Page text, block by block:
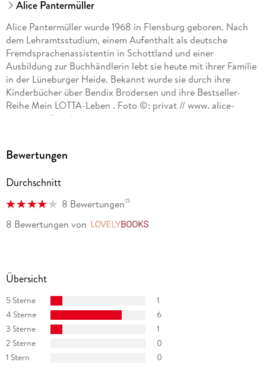
Alice Pantermüller
Alice Pantermüller wurde 1968 in Flensburg geboren. Nach
dem Lehramtsstudium, einem Aufenthalt als deutsche
Fremdsprachenassistentin in Schottland und einer
Ausbildung zur Buchhändlerin lebt sie heute mit ihrer Familie
in der Lüneburger Heide. Bekannt wurde sie durch ihre
Kinderbücher über Bendix Brodersen und ihre Bestseller-
Reihe Mein LOTTA-Leben . Foto ©: privat // www. alice-
pantermueller. de
Bewertungen
Durchschnitt
8 Bewertungen15
8 Bewertungen von
Übersicht
5 Sterne
1
4 Sterne
6
3 Sterne
1
2 Sterne
0
1 Stern
0